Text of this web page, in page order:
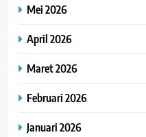
Mei 2026
April 2026
Maret 2026
Februari 2026
Januari 2026